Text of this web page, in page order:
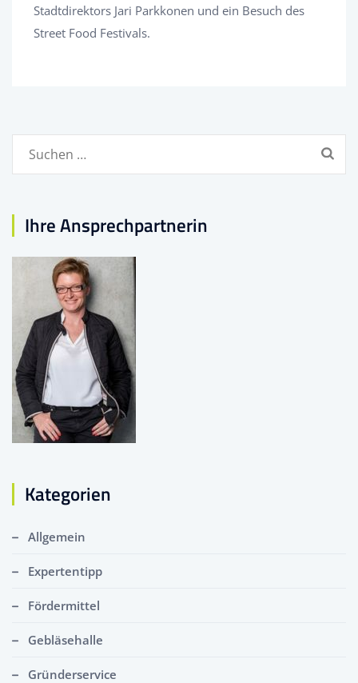
Stadtdirektors Jari Parkkonen und ein Besuch des
Street Food Festivals.
Ihre Ansprechpartnerin
Kategorien
Allgemein
Expertentipp
Fördermittel
Gebläsehalle
Gründerservice